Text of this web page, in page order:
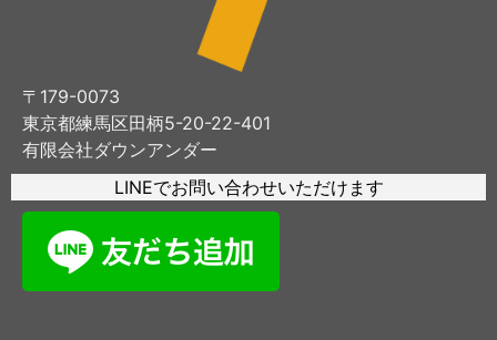
〒179-0073
東京都練馬区田柄5-20-22-401
有限会社ダウンアンダー
LINEでお問い合わせいただけます